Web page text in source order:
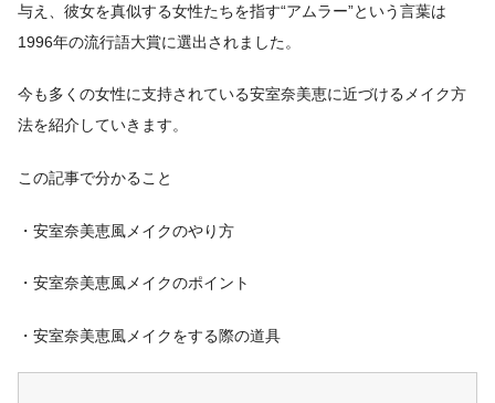
与え、彼女を真似する女性たちを指す“アムラー”という言葉は
1996年の流行語大賞に選出されました。
今も多くの女性に支持されている安室奈美恵に近づけるメイク方
法を紹介していきます。
この記事で分かること
・安室奈美恵風メイクのやり方
・安室奈美恵風メイクのポイント
・安室奈美恵風メイクをする際の道具